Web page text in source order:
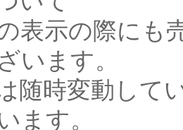
表示の際にも
います。
随時変動して
ます。